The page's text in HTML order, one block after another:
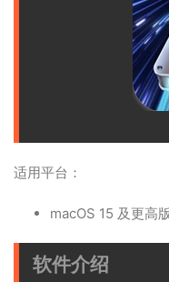
适用平台：
macOS 15 及更高
软件介绍